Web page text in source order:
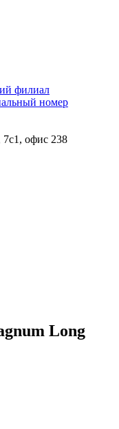
филиал
номер
7с1, офис 238
Long